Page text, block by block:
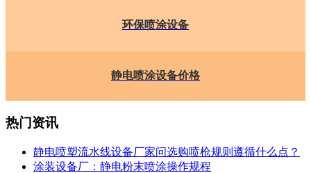
环保喷涂设备
静电喷涂设备价格
热门资讯
静电喷塑流水线设备厂家问选购喷枪规则遵循什么点？
涂装设备厂：静电粉末喷涂操作规程